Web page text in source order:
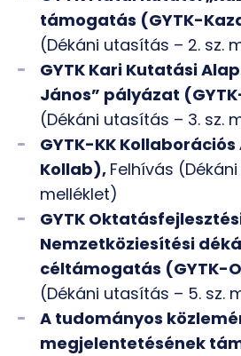
támogatás (GYTK-
(Dékáni utasítás – 2. sz.
GYTK Kari Kutatási
János” pályázat
(Dékáni utasítás – 3. sz.
GYTK-KK
Kollab), Felhívás
melléklet)
GYTK
Nemzetköziesítési
céltámogatás (GYTK-
(Dékáni utasítás – 5. sz.
A tudományos
megjelentetésének